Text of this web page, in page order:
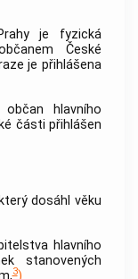
je fyzická
České
je přihlášena
občan
hlavního
části přihlášen
dosáhl věku
hlavního
stanovených
3)